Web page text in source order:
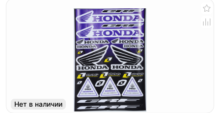
Нет в наличии